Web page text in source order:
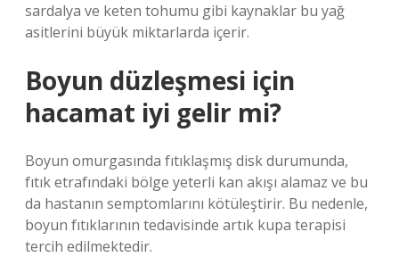
sardalya ve keten tohumu gibi kaynaklar bu yağ
asitlerini büyük miktarlarda içerir.
Boyun düzleşmesi için
hacamat iyi gelir mi?
Boyun omurgasında fıtıklaşmış disk durumunda,
fıtık etrafındaki bölge yeterli kan akışı alamaz ve bu
da hastanın semptomlarını kötüleştirir. Bu nedenle,
boyun fıtıklarının tedavisinde artık kupa terapisi
tercih edilmektedir.